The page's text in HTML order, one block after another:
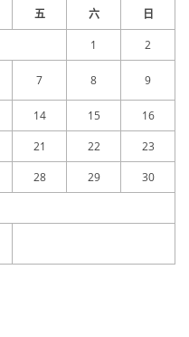
五 六 日
1 2
7 8 9
14 15
16
21 22
23
28 29
30